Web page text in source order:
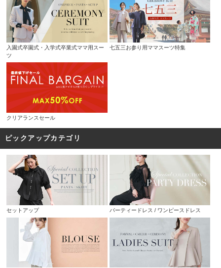
入園式卒園式・入学式卒業式ママ用スー
ツ
七五三お参り用ママスーツ特集
クリアランスセール
ピックアップカテゴリ
セットアップ パーティードレス / ワンピースドレス